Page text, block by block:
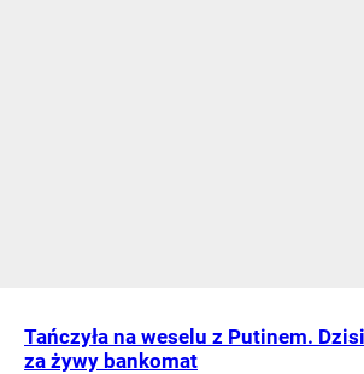
Tańczyła na weselu z Putinem.
za żywy bankomat